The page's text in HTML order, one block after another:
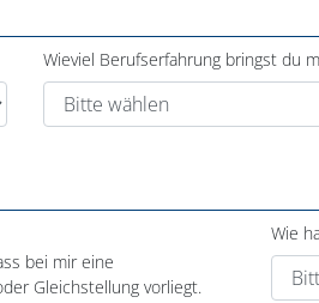
Wieviel Berufserfahrung bringst du
bei mir eine
Gleichstellung vorliegt.
Wie